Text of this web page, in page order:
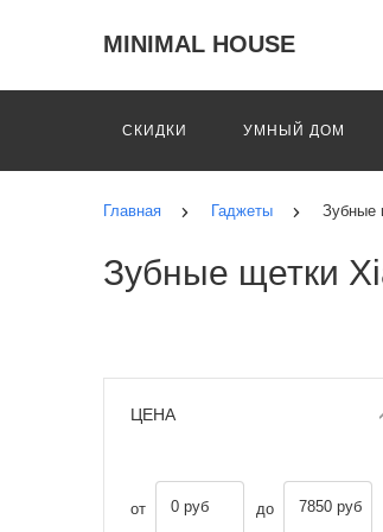
MINIMAL HOUSE
СКИДКИ УМНЫЙ ДОМ
Главная Гаджеты Зубные
Зубные щетки
ЦЕНА
от 0 руб до 7850 руб